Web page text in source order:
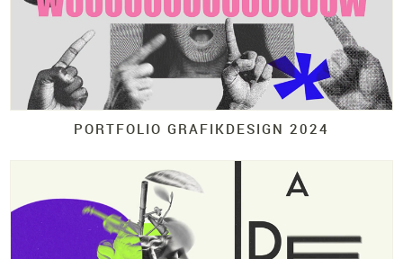
PORTFOLIO GRAFIKDESIGN 2024